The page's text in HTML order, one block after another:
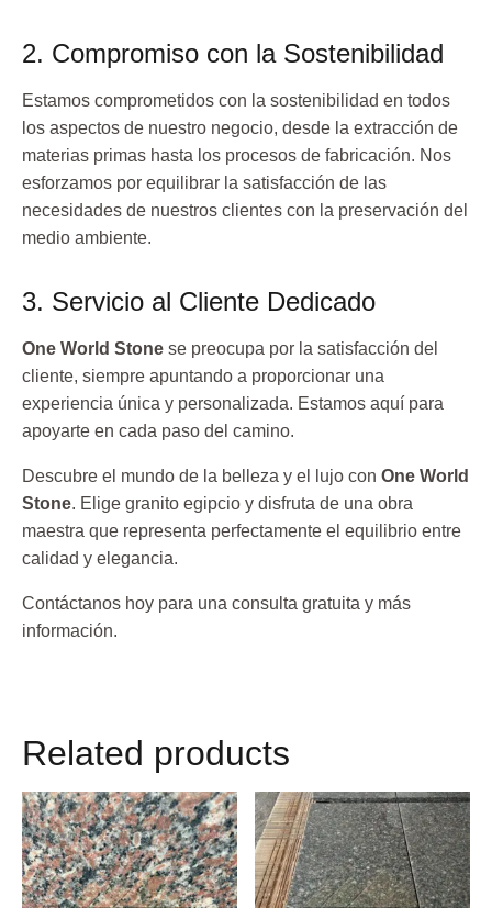
2. Compromiso con la Sostenibilidad
Estamos comprometidos con la sostenibilidad en todos
los aspectos de nuestro negocio, desde la extracción de
materias primas hasta los procesos de fabricación. Nos
esforzamos por equilibrar la satisfacción de las
necesidades de nuestros clientes con la preservación del
medio ambiente.
3. Servicio al Cliente Dedicado
One World Stone se preocupa por la satisfacción del
cliente, siempre apuntando a proporcionar una
experiencia única y personalizada. Estamos aquí para
apoyarte en cada paso del camino.
Descubre el mundo de la belleza y el lujo con One World
Stone. Elige granito egipcio y disfruta de una obra
maestra que representa perfectamente el equilibrio entre
calidad y elegancia.
Contáctanos hoy para una consulta gratuita y más
información.
Related products